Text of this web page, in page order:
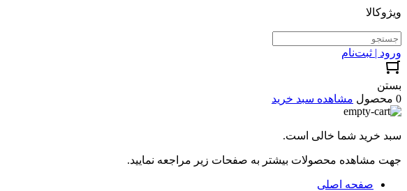
ویژوکالا
ورود | ثبت‌نام
بستن
0 محصول
مشاهده سبد خرید
سبد خرید شما خالی است.
جهت مشاهده محصولات بیشتر به صفحات زیر مراجعه نمایید.
صفحه اصلی